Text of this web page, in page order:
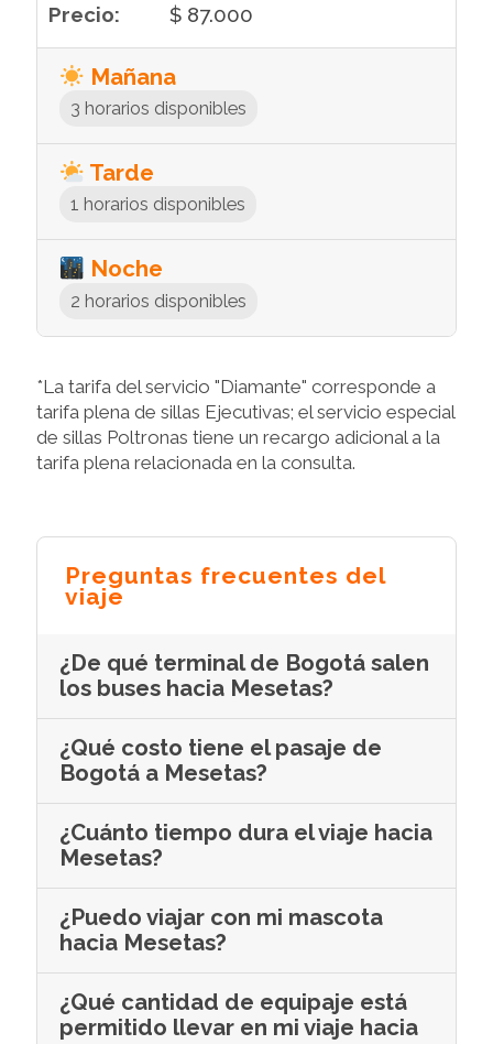
$ 87.000
Mañana
3 horarios disponibles
Tarde
1 horarios disponibles
Noche
2 horarios disponibles
*La tarifa del servicio "Diamante" corresponde a
tarifa plena de sillas Ejecutivas; el servicio especial
de sillas Poltronas tiene un recargo adicional a la
tarifa plena relacionada en la consulta.
Preguntas frecuentes del
viaje
¿De qué terminal de Bogotá salen
los buses hacia Mesetas?
¿Qué costo tiene el pasaje de
Bogotá a Mesetas?
¿Cuánto tiempo dura el viaje hacia
Mesetas?
¿Puedo viajar con mi mascota
hacia Mesetas?
¿Qué cantidad de equipaje está
permitido llevar en mi viaje hacia